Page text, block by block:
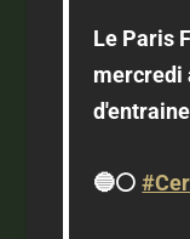
Le Paris
mercredi
🔵⚪